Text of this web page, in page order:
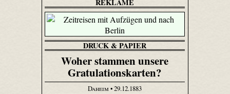
REKLAME
DRUCK & PAPIER
Woher stammen unsere
Gratulationskarten?
Daheim • 29.12.1883